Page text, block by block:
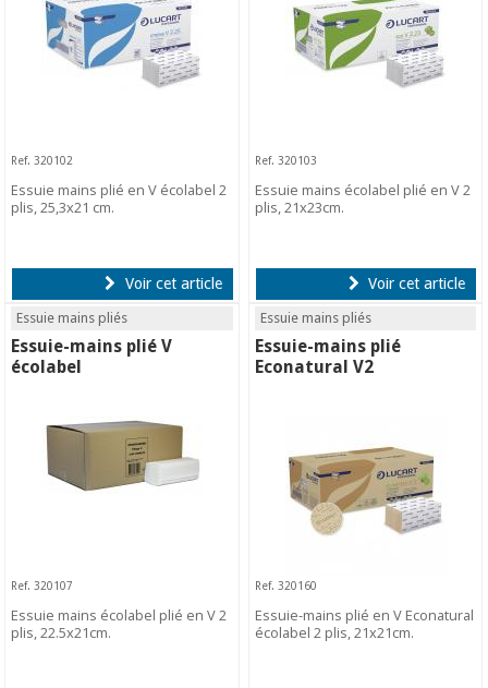
Ref. 320102
Essuie mains plié en V écolabel 2
plis, 25,3x21 cm.
Voir cet article
Ref. 320103
Essuie mains écolabel plié en V 2
plis, 21x23cm.
Voir cet article
Essuie mains pliés
Essuie-mains plié V
écolabel
Ref. 320107
Essuie mains écolabel plié en V 2
plis, 22.5x21cm.
Essuie mains pliés
Essuie-mains plié
Econatural V2
Ref. 320160
Essuie-mains plié en V Econatural
écolabel 2 plis, 21x21cm.